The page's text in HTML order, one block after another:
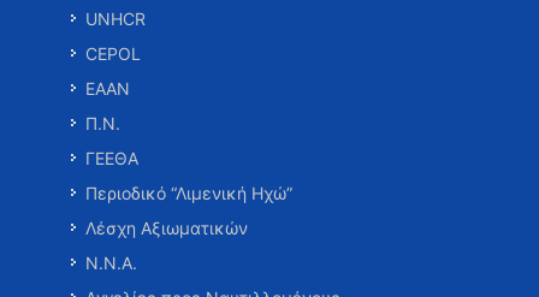
UNHCR
CEPOL
ΕΑΑΝ
Π.Ν.
ΓΕΕΘΑ
Περιοδικό “Λιμενική Ηχώ”
Λέσχη Αξιωματικών
Ν.Ν.Α.